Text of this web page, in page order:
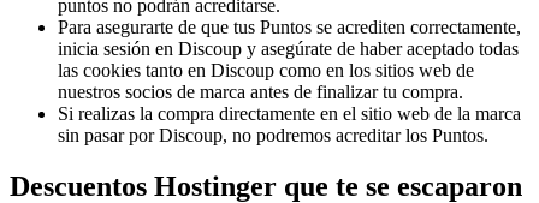
puntos no podrán acreditarse.
Para asegurarte de que tus Puntos se acrediten correctamente,
inicia sesión en Discoup y asegúrate de haber aceptado todas
las cookies tanto en Discoup como en los sitios web de
nuestros socios de marca antes de finalizar tu compra.
Si realizas la compra directamente en el sitio web de la marca
sin pasar por Discoup, no podremos acreditar los Puntos.
Descuentos Hostinger que te se escaparon